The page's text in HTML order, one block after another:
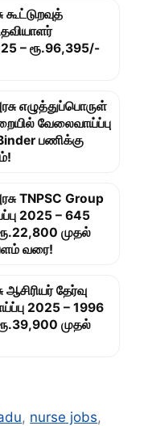
கூட்டுறவுத்
– ரூ.96,395/-
எழுத்துப்பொருள்
வேலைவாய்ப்பு
பணிக்கு
TNPSC Group
2025 – 645
முதல்
வரை!
ஆசிரியர் தேர்வு
2025 – 1996
முதல்
, nurse jobs,